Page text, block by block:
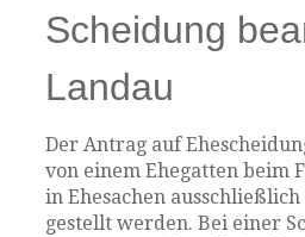
Scheidung
Landau
Der Antrag auf
von einem Ehegatten beim
in Ehesachen
gestellt werden. Bei einer